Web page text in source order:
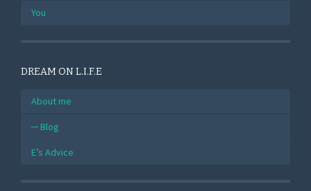
You
DREAM ON L.I.F.E
About me
Blog
E’s Advice